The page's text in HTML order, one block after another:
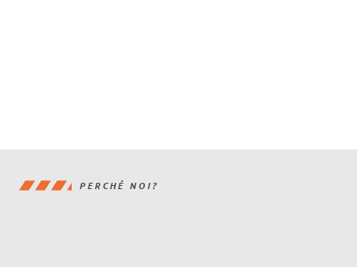
PERCHÉ NOI?